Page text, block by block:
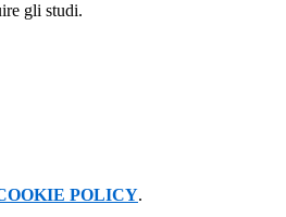
gli studi.
POLICY.